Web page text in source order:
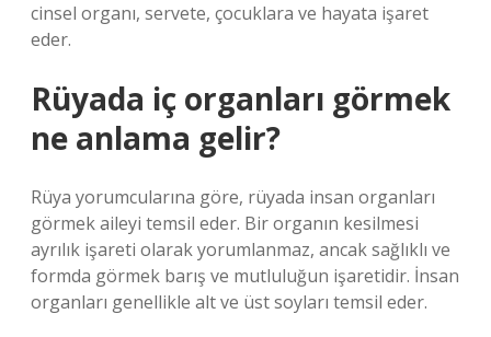
cinsel organı, servete, çocuklara ve hayata işaret
eder.
Rüyada iç organları görmek
ne anlama gelir?
Rüya yorumcularına göre, rüyada insan organları
görmek aileyi temsil eder. Bir organın kesilmesi
ayrılık işareti olarak yorumlanmaz, ancak sağlıklı ve
formda görmek barış ve mutluluğun işaretidir. İnsan
organları genellikle alt ve üst soyları temsil eder.